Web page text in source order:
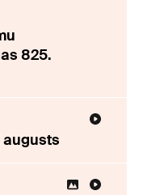
825.
augusts